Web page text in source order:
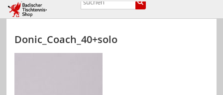
Donic_Coach_40+solo